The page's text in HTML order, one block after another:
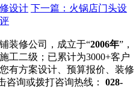
设计 下一篇：火锅店门头设
装修公司，成立于“2006年”，
工二级；已累计为3000+客户
有方案设计、预算报价、装修
咨询或拨打咨询热线：
028-